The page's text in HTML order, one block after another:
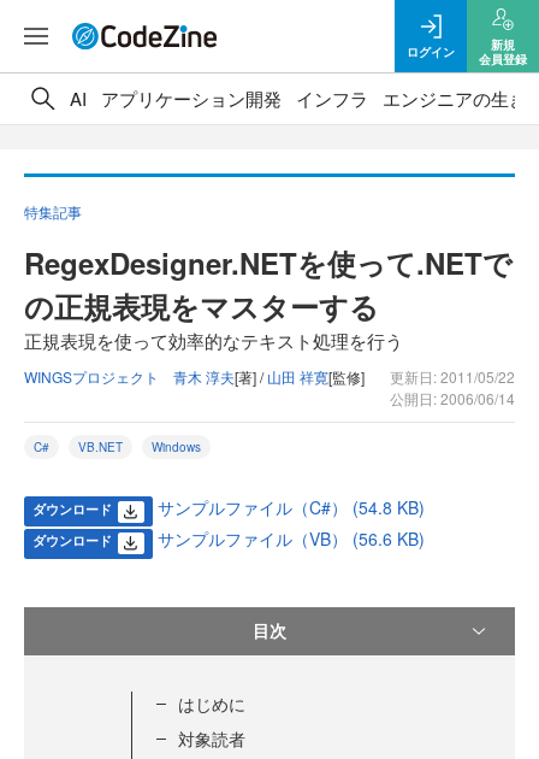
ログイン
新規
会員登録
AI アプリケーション開発 インフラ エンジニアの生き
特集記事
RegexDesigner.NETを使って.NETで
の正規表現をマスターする
正規表現を使って効率的なテキスト処理を行う
WINGSプロジェクト 青木 淳夫[著] /山田 祥寛[監修]
更新日: 2011/05/22
公開日: 2006/06/14
C# VB.NET Windows
ダウンロード サンプルファイル（C#） (54.8 KB)
ダウンロード サンプルファイル（VB） (56.6 KB)
目次
はじめに
対象読者